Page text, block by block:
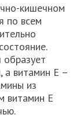
кишечном
по всем
образует
а витамин Е –
из
витамин Е